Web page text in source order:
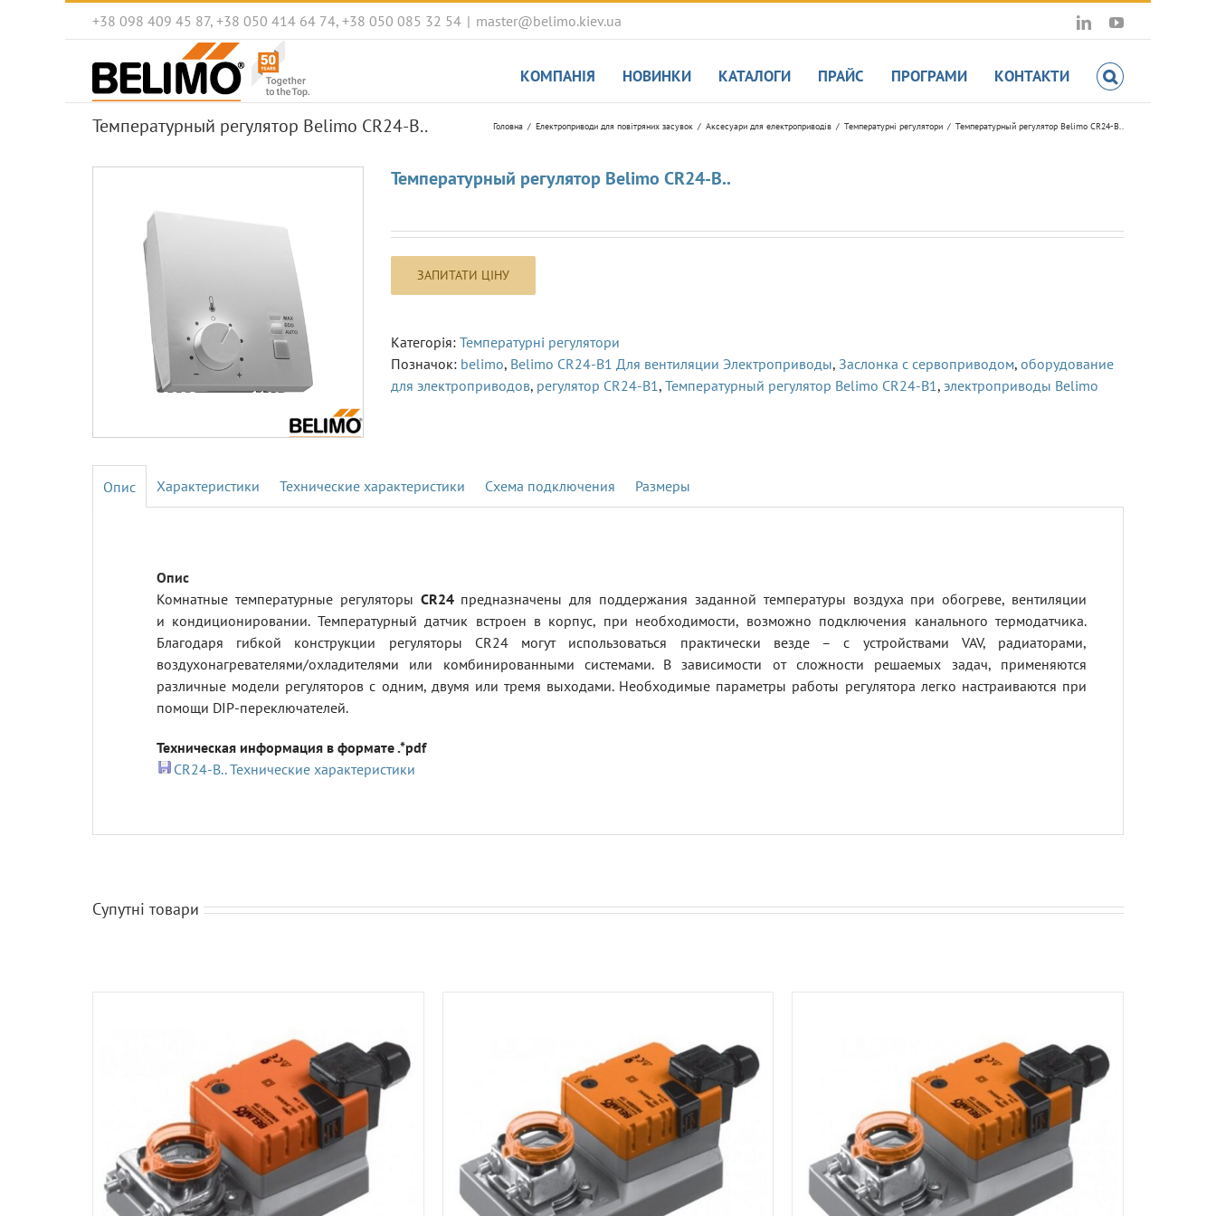
+38 098 409 45 87, +38 050 414 64 74, +38 050 085 32 54 | master@belimo.kiev.ua LinkedInYouTube
КОМПАНІЯ НОВИНКИ КАТАЛОГИ ПРАЙС ПРОГРАМИ КОНТАКТИ
Температурный регулятор Belimo CR24-B.. Головна Електроприводи для повітряних засувок Аксесуари для електроприводів Температурні регулятори Температурный регулятор Belimo CR24-B..
Температурный регулятор Belimo CR24-B..
Категорія: Температурні регулятори
Позначок: belimo, Belimo CR24-B1 Для вентиляции Электроприводы, Заслонка с сервоприводом, оборудование
для электроприводов, регулятор CR24-B1, Температурный регулятор Belimo CR24-B1, электроприводы Belimo
Характеристики Технические характеристики Схема подключения Размеры
Комнатные температурные регуляторы СR24предназначены для поддержания заданной температуры воздуха при обогреве, вентиляции
и кондиционировании. Температурный датчик встроен в корпус, при необходимости, возможно подключения канального термодатчика.
Благодаря гибкой конструкции регуляторы CR24 могут использоваться практически везде – с устройствами VAV, радиаторами,
воздухонагревателями/охладителями или комбинированными системами. В зависимости от сложности решаемых задач, применяются
различные модели регуляторов с одним, двумя или тремя выходами. Необходимые параметры работы регулятора легко настраиваются при
помощи DIP-переключателей.
Техническая информация в формате .*pdf
CR24-B.. Технические характеристики
Супутні товари